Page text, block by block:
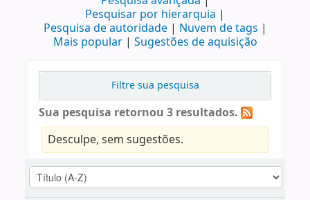
Pesquisar por hierarquia
Pesquisa de autoridade
Nuvem de tags
Mais popular
Sugestões de aquisição
Filtre sua pesquisa
Sua pesquisa retornou 3 resultados.
Desculpe, sem sugestões.